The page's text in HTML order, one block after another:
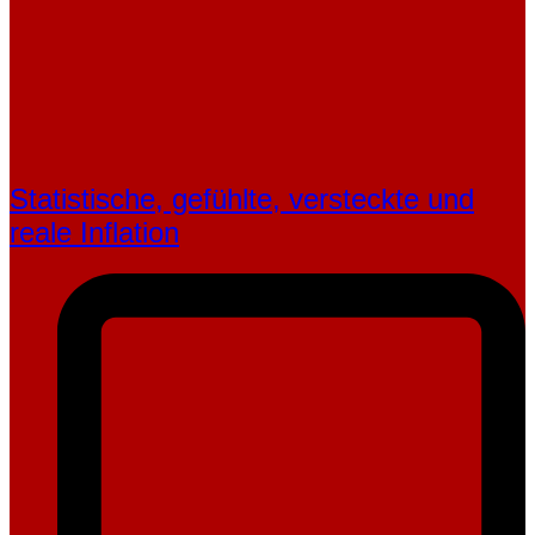
Statistische, gefühlte, ver­steckte und
reale Inflation